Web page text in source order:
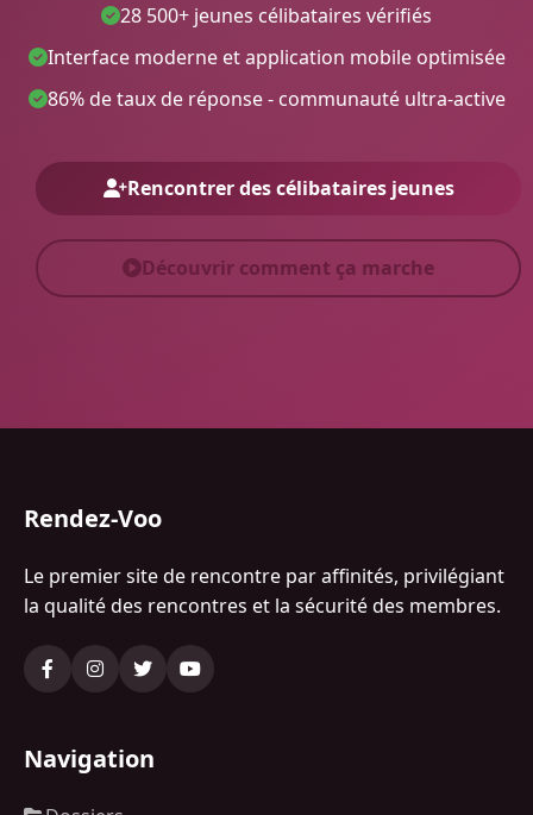
28 500+ jeunes célibataires vérifiés
Interface moderne et application mobile optimisée
86% de taux de réponse - communauté ultra-active
Rencontrer des célibataires jeunes
Découvrir comment ça marche
Rendez-Voo
Le premier site de rencontre par affinités, privilégiant
la qualité des rencontres et la sécurité des membres.
Navigation